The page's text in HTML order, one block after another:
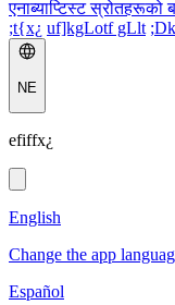
एनाब्याप्टिस्ट स्रोतहरूको
;t{x¿ uf]kgLotf gLlt
NE
efiffx¿
English
Change the app
Español